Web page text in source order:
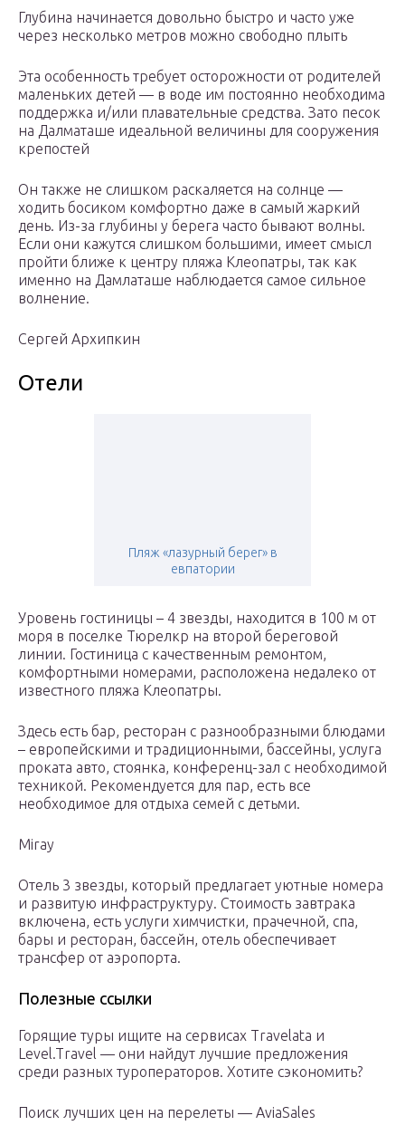
Глубина начинается довольно быстро и часто уже
через несколько метров можно свободно плыть
Эта особенность требует осторожности от родителей
маленьких детей — в воде им постоянно необходима
поддержка и/или плавательные средства. Зато песок
на Далматаше идеальной величины для сооружения
крепостей
Он также не слишком раскаляется на солнце —
ходить босиком комфортно даже в самый жаркий
день. Из-за глубины у берега часто бывают волны.
Если они кажутся слишком большими, имеет смысл
пройти ближе к центру пляжа Клеопатры, так как
именно на Дамлаташе наблюдается самое сильное
волнение.
Сергей Архипкин
Отели
Пляж «лазурный берег» в
евпатории
Уровень гостиницы – 4 звезды, находится в 100 м от
моря в поселке Тюрелкр на второй береговой
линии. Гостиница с качественным ремонтом,
комфортными номерами, расположена недалеко от
известного пляжа Клеопатры.
Здесь есть бар, ресторан с разнообразными блюдами
– европейскими и традиционными, бассейны, услуга
проката авто, стоянка, конференц-зал с необходимой
техникой. Рекомендуется для пар, есть все
необходимое для отдыха семей с детьми.
Miray
Отель 3 звезды, который предлагает уютные номера
и развитую инфраструктуру. Стоимость завтрака
включена, есть услуги химчистки, прачечной, спа,
бары и ресторан, бассейн, отель обеспечивает
трансфер от аэропорта.
Полезные ссылки
Горящие туры ищите на сервисах Travelata и
Level.Travel — они найдут лучшие предложения
среди разных туроператоров. Хотите сэкономить?
Поиск лучших цен на перелеты — AviaSales